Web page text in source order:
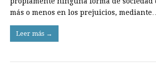
más o menos en los prejuicios, mediante…
Leer más →